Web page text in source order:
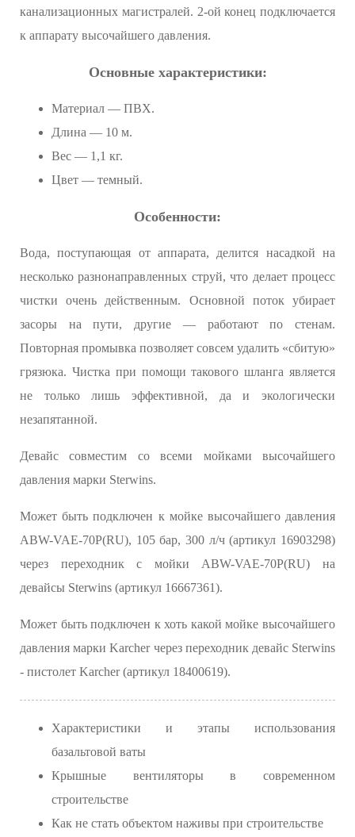
канализационных магистралей. 2-ой конец подключается
к аппарату высочайшего давления.
Основные характеристики:
Материал — ПВХ.
Длина — 10 м.
Вес — 1,1 кг.
Цвет — темный.
Особенности:
Вода, поступающая от аппарата, делится насадкой на
несколько разнонаправленных струй, что делает процесс
чистки очень действенным. Основной поток убирает
засоры на пути, другие — работают по стенам.
Повторная промывка позволяет совсем удалить «сбитую»
грязюка. Чистка при помощи такового шланга является
не только лишь эффективной, да и экологически
незапятанной.
Девайс совместим со всеми мойками высочайшего
давления марки Sterwins.
Может быть подключен к мойке высочайшего давления
ABW-VAE-70P(RU), 105 бар, 300 л/ч (артикул 16903298)
через переходник с мойки ABW-VAE-70P(RU) на
девайсы Sterwins (артикул 16667361).
Может быть подключен к хоть какой мойке высочайшего
давления марки Karcher через переходник девайс Sterwins
- пистолет Karcher (артикул 18400619).
Характеристики и этапы использования
базальтовой ваты
Крышные вентиляторы в современном
строительстве
Как не стать объектом наживы при строительстве